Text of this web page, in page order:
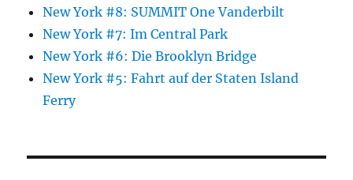
New York #8: SUMMIT One Vanderbilt
New York #7: Im Central Park
New York #6: Die Brooklyn Bridge
New York #5: Fahrt auf der Staten Island
Ferry